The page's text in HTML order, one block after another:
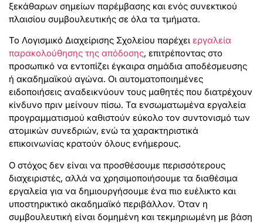
ξεκάθαρων σημείων παρέμβασης και ενός συνεκτικού
πλαισίου συμβουλευτικής σε όλα τα τμήματα.
Το Λογισμικό Διαχείρισης Σχολείου παρέχει εργαλεία
παρακολούθησης της απόδοσης, επιτρέποντας στο
προσωπικό να εντοπίζει έγκαιρα σημάδια αποδέσμευσης
ή ακαδημαϊκού αγώνα. Οι αυτοματοποιημένες
ειδοποιήσεις αναδεικνύουν τους μαθητές που διατρέχουν
κίνδυνο πριν μείνουν πίσω. Τα ενσωματωμένα εργαλεία
προγραμματισμού καθιστούν εύκολο τον συντονισμό των
ατομικών συνεδριών, ενώ τα χαρακτηριστικά
επικοινωνίας κρατούν όλους ενήμερους.
Ο στόχος δεν είναι να προσθέσουμε περισσότερους
διαχειριστές, αλλά να χρησιμοποιήσουμε τα διαθέσιμα
εργαλεία για να δημιουργήσουμε ένα πιο ευέλικτο και
υποστηρικτικό ακαδημαϊκό περιβάλλον. Όταν η
συμβουλευτική είναι δομημένη και τεκμηριωμένη με βάση